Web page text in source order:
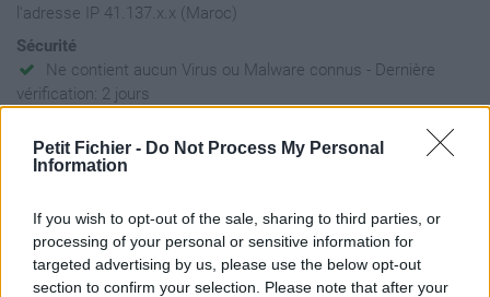
Petit Fichier - Do Not Process My Personal
Information
If you wish to opt-out of the sale, sharing to third parties, or
processing of your personal or sensitive information for
targeted advertising by us, please use the below opt-out
section to confirm your selection. Please note that after your
l'adresse IP 41.137.x.x (Maroc)
Sécurité
Ne contient aucun Virus ou Malware connus - Dernière
vérification: 2 jours
La présente page de téléchargement a été vue 1319 fois depuis
l'envoi du fichier
https://www.petit-fichier.fr/2011/04/24/la-loi-06-99-relative-a-la-
liberte-des-prix-et-l/
Copier